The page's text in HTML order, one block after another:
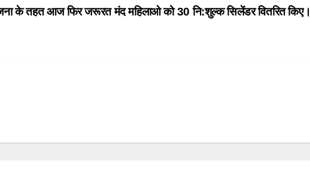
के तहत आज फिर जरूरत मंद महिलाओ को 30 नि:शुल्क सिलेंडर वितरित किए।